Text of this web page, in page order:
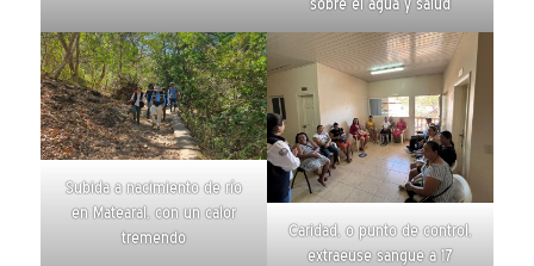
sobre el agua y salud
Subida a nacimiento de río
en Matearal, con un calor
tremendo
Caridad, o punto de control,
extraeuse sangue a 17